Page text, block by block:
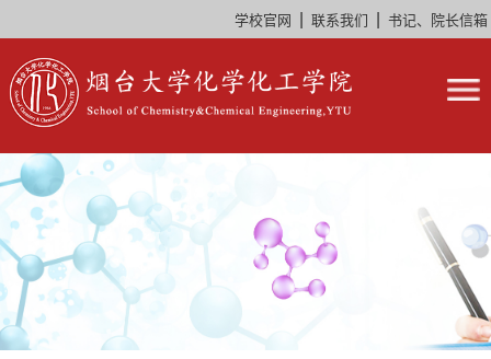
学校官网 联系我们 书记、院长信箱